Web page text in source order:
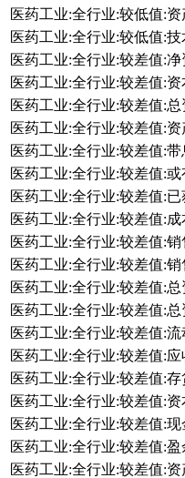
医药工业:全行业:较低值:
医药工业:全行业:较低值:
医药工业:全行业:较差值:
医药工业:全行业:较差值:
医药工业:全行业:较差值:
医药工业:全行业:较差值:
医药工业:全行业:较差值:
医药工业:全行业:较差值:
医药工业:全行业:较差值:
医药工业:全行业:较差值:
医药工业:全行业:较差值:
医药工业:全行业:较差值:
医药工业:全行业:较差值:
医药工业:全行业:较差值:
医药工业:全行业:较差值:
医药工业:全行业:较差值:
医药工业:全行业:较差值:
医药工业:全行业:较差值:
医药工业:全行业:较差值:
医药工业:全行业:较差值:
医药工业:全行业:较差值: